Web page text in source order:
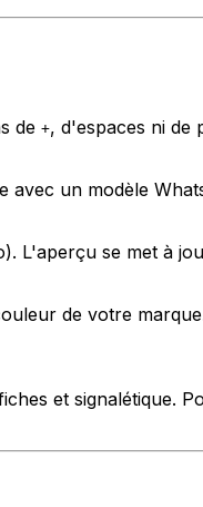
de +, d'espaces ni de
avec un modèle
L'aperçu se met à
de votre
et signalétique.